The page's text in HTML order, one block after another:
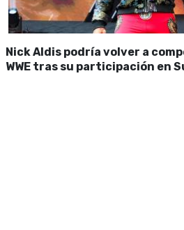
Nick Aldis podría volver a
WWE tras su participación en